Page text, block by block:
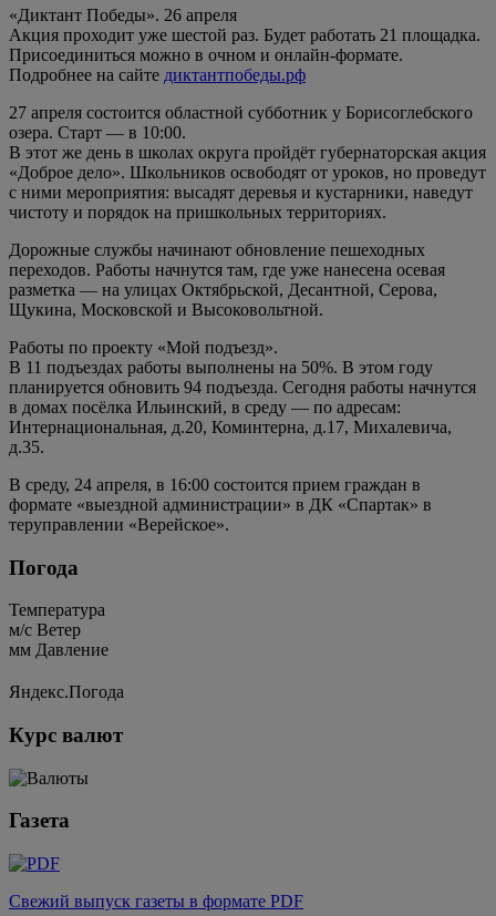
«Диктант Победы». 26 апреля
Акция проходит уже шестой раз. Будет работать 21 площадка.
Присоединиться можно в очном и онлайн-формате.
Подробнее на сайте диктантпобеды.рф
27 апреля состоится областной субботник у Борисоглебского
озера. Старт — в 10:00.
В этот же день в школах округа пройдёт губернаторская акция
«Доброе дело». Школьников освободят от уроков, но проведут
с ними мероприятия: высадят деревья и кустарники, наведут
чистоту и порядок на пришкольных территориях.
Дорожные службы начинают обновление пешеходных
переходов. Работы начнутся там, где уже нанесена осевая
разметка — на улицах Октябрьской, Десантной, Серова,
Щукина, Московской и Высоковольтной.
Работы по проекту «Мой подъезд».
В 11 подъездах работы выполнены на 50%. В этом году
планируется обновить 94 подъезда. Сегодня работы начнутся
в домах посёлка Ильинский, в среду — по адресам:
Интернациональная, д.20, Коминтерна, д.17, Михалевича,
д.35.
В среду, 24 апреля, в 16:00 состоится прием граждан в
формате «выездной администрации» в ДК «Спартак» в
теруправлении «Верейское».
Погода
Температура
м/c Ветер
мм Давление
Яндекс.Погода
Курс валют
Газета
Свежий выпуск газеты в формате PDF